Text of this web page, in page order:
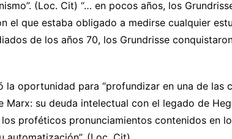
(Loc. Cit) “… en pocos años, los
el que estaba obligado a medirse cualquier
de los años 70, los Grundrisse
la oportunidad para “profundizar en una de las
Marx: su deuda intelectual con el legado de
proféticos pronunciamientos contenidos en